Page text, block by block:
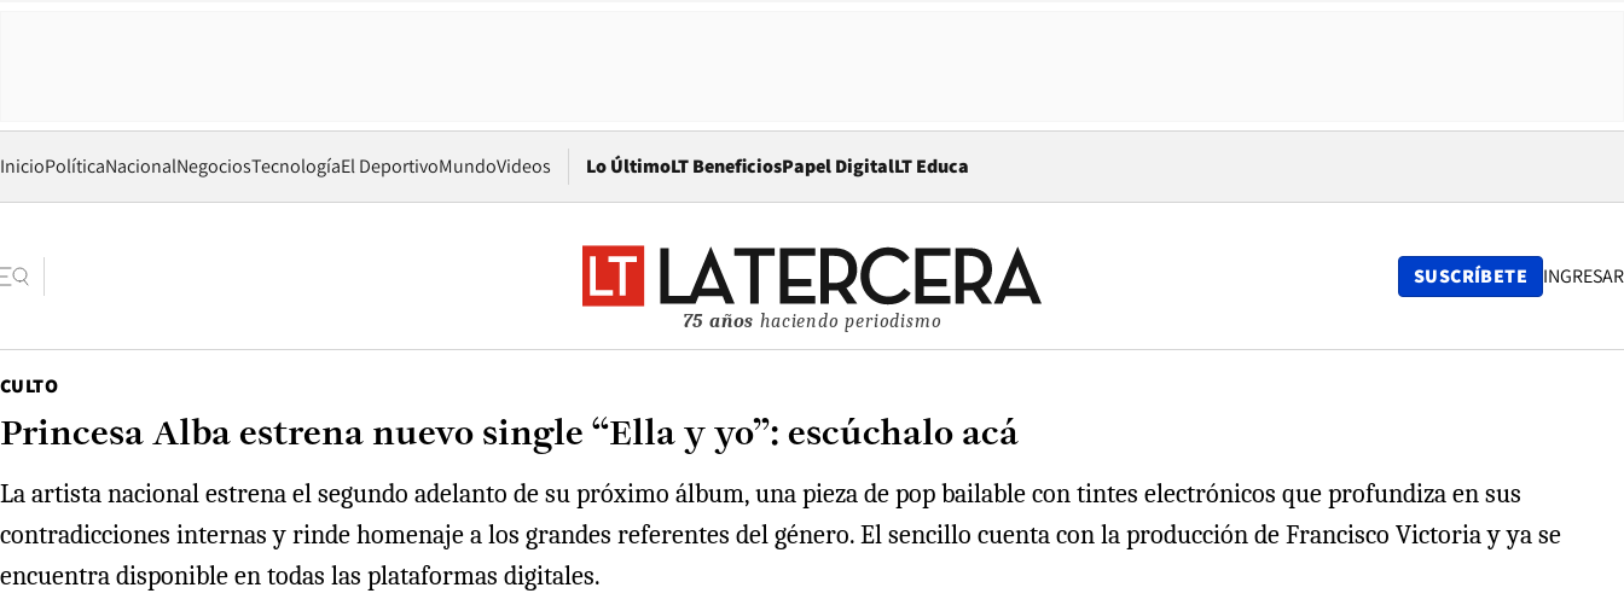
InicioPolíticaNacionalNegociosTecnologíaEl DeportivoMundoVideos Lo ÚltimoLT BeneficiosPapel DigitalOpens in new window
LT Educa
75 años haciendo periodismo
SUSCRÍBETE INGRESAR
CULTO
Princesa Alba estrena nuevo single “Ella y yo”: escúchalo acá
La artista nacional estrena el segundo adelanto de su próximo álbum, una pieza de pop bailable con tintes electrónicos que profundiza en sus
contradicciones internas y rinde homenaje a los grandes referentes del género. El sencillo cuenta con la producción de Francisco Victoria y ya se
encuentra disponible en todas las plataformas digitales.